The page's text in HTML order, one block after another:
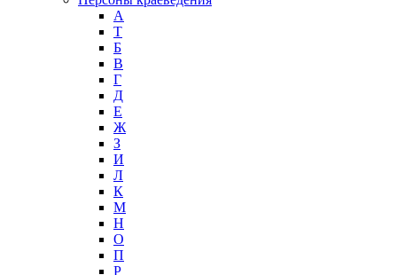
А
T
Б
В
Г
Д
Е
Ж
З
И
Л
К
М
Н
О
П
Р